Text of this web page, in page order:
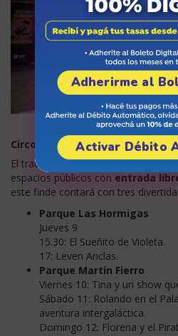
Circo por los Barrios, con
El tradicional ciclo Circo por los
espacios públicos con entrada
este finde contará con tres
Parque Las Hormigas
Jueves 9
15.30: El Sueñito de Violeta.
17: Leven Anclas.
Parque Martín Fierro
Viernes 10: Tina y un show
Sábado 11: Rolando en el
aventura intergaláctica.
Domingo 12: Florena y el
Adherirme al
Activar Débito